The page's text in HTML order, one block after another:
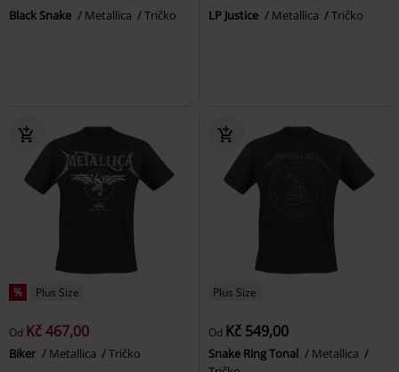
Black Snake Metallica Tričko LP Justice Metallica Tričko
% Plus Size
Od Kč 467,00
Biker Metallica Tričko
Plus Size
Od Kč 549,00
Snake Ring Tonal
Metallica